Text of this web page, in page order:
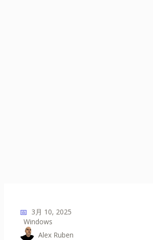
📅 3月 10, 2025
Windows
Alex Ruben